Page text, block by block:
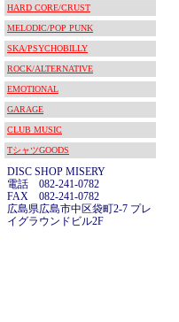
HARD CORE/CRUST
MELODIC/POP PUNK
SKA/PSYCHOBILLY
ROCK/ALTERNATIVE
EMOTIONAL
GARAGE
CLUB MUSIC
TシャツGOODS
DISC SHOP MISERY
電話 082-241-0782
FAX 082-241-0782
広島県広島市中区袋町2-7 プレ
イグラウンドビル2F